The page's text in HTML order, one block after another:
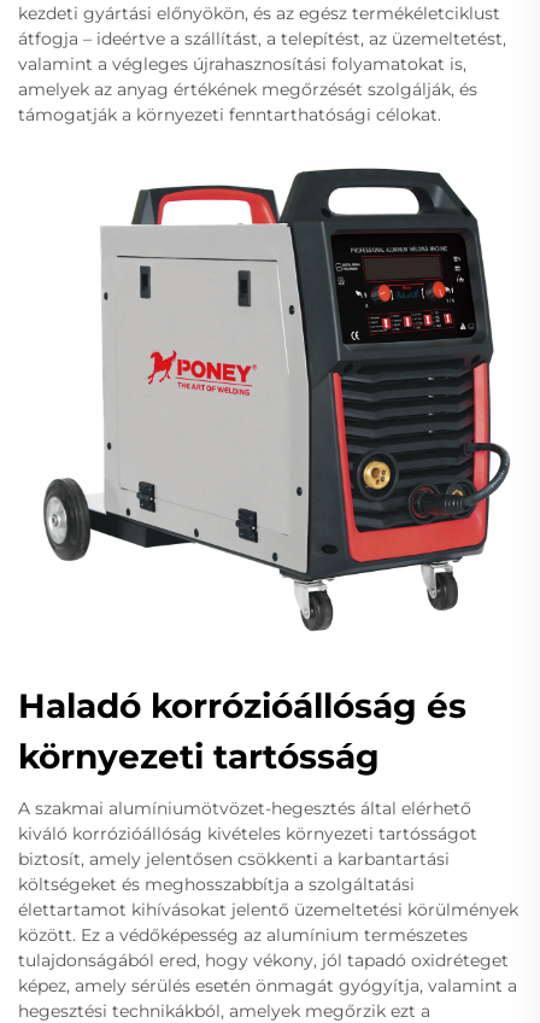
kezdeti gyártási előnyökön, és az egész termékéletciklust
átfogja – ideértve a szállítást, a telepítést, az üzemeltetést,
valamint a végleges újrahasznosítási folyamatokat is,
amelyek az anyag értékének megőrzését szolgálják, és
támogatják a környezeti fenntarthatósági célokat.
Haladó korrózióállóság és
környezeti tartósság
A szakmai alumíniumötvözet-hegesztés által elérhető
kiváló korrózióállóság kivételes környezeti tartósságot
biztosít, amely jelentősen csökkenti a karbantartási
költségeket és meghosszabbítja a szolgáltatási
élettartamot kihívásokat jelentő üzemeltetési körülmények
között. Ez a védőképesség az alumínium természetes
tulajdonságából ered, hogy vékony, jól tapadó oxidréteget
képez, amely sérülés esetén önmagát gyógyítja, valamint a
hegesztési technikákból, amelyek megőrzik ezt a